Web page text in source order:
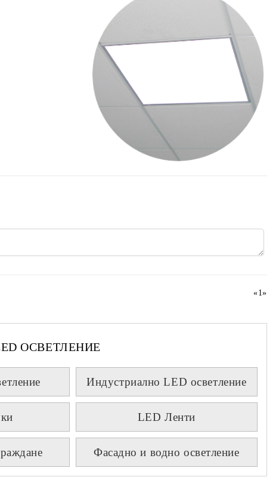
«1»
ОСВЕТЛЕНИЕ
Индустриално LED осветление
LED Ленти
Фасадно и водно осветление